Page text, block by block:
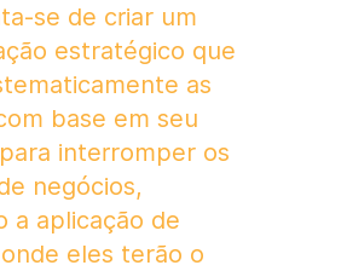
se de criar um
estratégico que
as
base em seu
interromper os
negócios,
a aplicação de
eles terão o